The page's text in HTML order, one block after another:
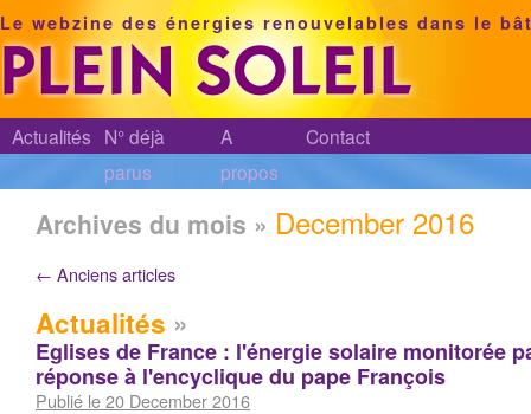
Le webzine des énergies renouvelables dans le
Actualités N° déjà
parus
A
propos
Contact
Archives du mois » December 2016
← Anciens articles
Actualités »
Eglises de France : l'énergie solaire monitorée
réponse à l'encyclique du pape François
Publié le 20 December 2016